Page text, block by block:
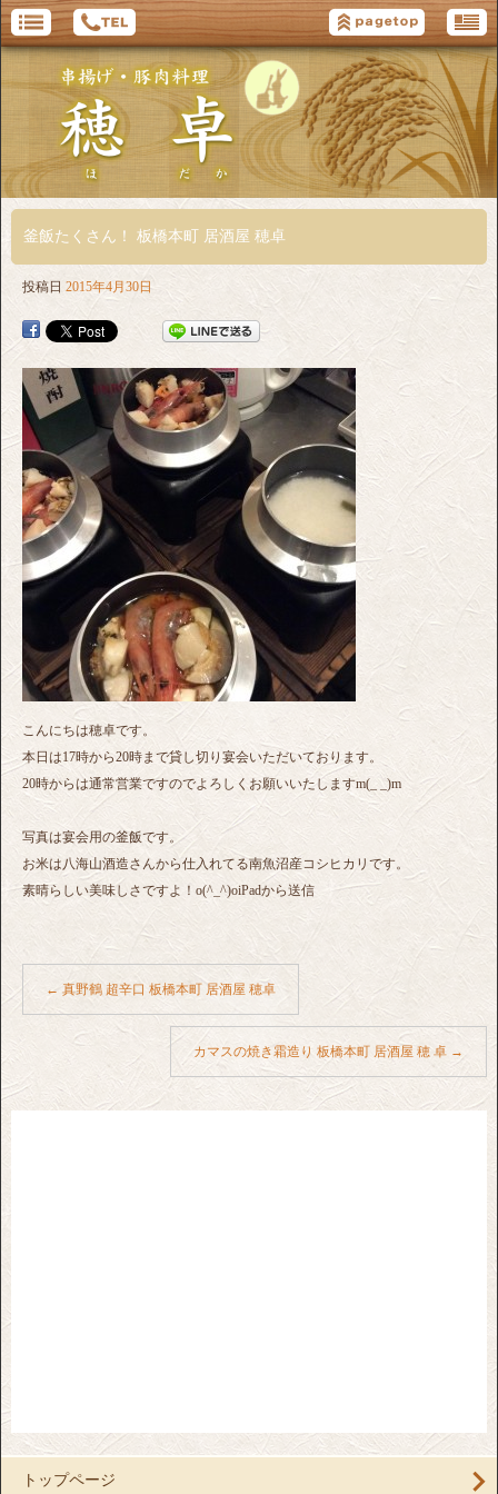
釜飯たくさん！ 板橋本町 居酒屋 穂卓
投稿日 2015年4月30日
こんにちは穂卓です。
本日は17時から20時まで貸し切り宴会いただいております。
20時からは通常営業ですのでよろしくお願いいたしますm(_ _)m
写真は宴会用の釜飯です。
お米は八海山酒造さんから仕入れてる南魚沼産コシヒカリです。
素晴らしい美味しさですよ！o(^_^)oiPadから送信
← 真野鶴 超辛口 板橋本町 居酒屋 穂卓
カマスの焼き霜造り 板橋本町 居酒屋 穂 卓 →
トップページ